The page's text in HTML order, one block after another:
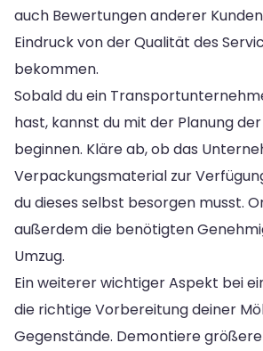
auch Bewertungen anderer
Eindruck von der Qualität des
bekommen.
Sobald du ein
hast, kannst du mit der Planung
beginnen. Kläre ab, ob das
Verpackungsmaterial zur
du dieses selbst besorgen musst.
außerdem die benötigten
Umzug.
Ein weiterer wichtiger Aspekt bei
die richtige Vorbereitung deiner
Gegenstände. Demontiere